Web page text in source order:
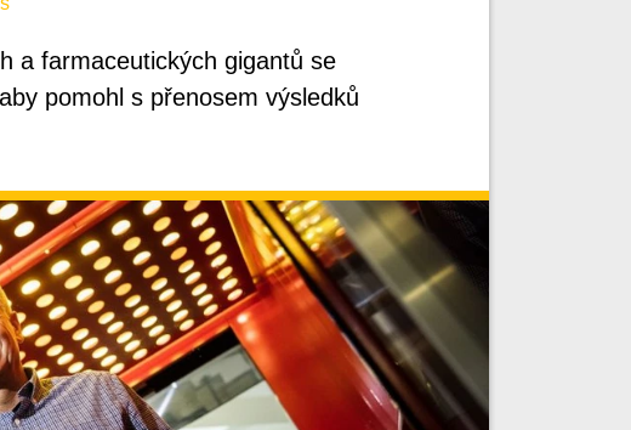
a farmaceutických gigantů se
pomohl s přenosem výsledků